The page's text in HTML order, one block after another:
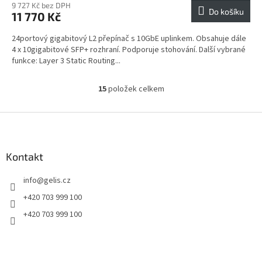
9 727 Kč bez DPH
11 770 Kč Do košíku
24portový gigabitový L2 přepínač s 10GbE uplinkem. Obsahuje dále
4 x 10gigabitové SFP+ rozhraní. Podporuje stohování. Další vybrané
funkce: Layer 3 Static Routing...
O
l
15položek celkem
Kontakt
info@gelis.cz
+420 703 999 100
+420 703 999 100